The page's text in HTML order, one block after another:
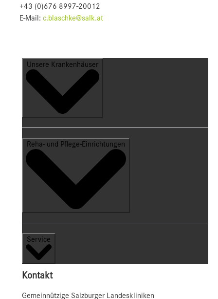
+43 (0)676 8997-20012
E-Mail: c.blaschke@salk.at
Unsere Krankenhäuser
Reha- und Pflege-Einrichtungen
Service
Kontakt
Gemeinnützige Salzburger Landeskliniken